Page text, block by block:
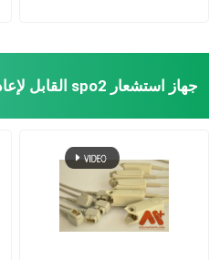
المنتجات
حول بنا
جولة في المعمل